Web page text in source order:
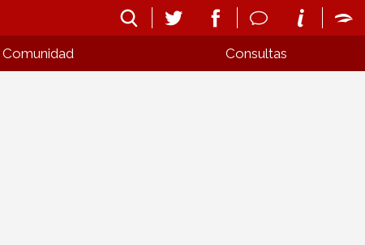
Comunidad Consultas